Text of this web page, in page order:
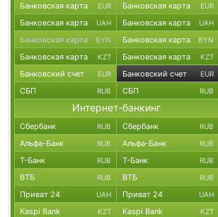
Банковская карта EUR Банковская карта EUR
Банковская карта UAH Банковская карта UAH
Банковская карта BYN Банковская карта BYN
Банковская карта KZT Банковская карта KZT
Банковский счет EUR Банковский счет EUR
СБП RUB СБП RUB
Интернет-банкинг
Сбербанк RUB Сбербанк RUB
Альфа-Банк RUB Альфа-Банк RUB
Т-Банк RUB Т-Банк RUB
ВТБ RUB ВТБ RUB
Приват 24 UAH Приват 24 UAH
Kaspi Bank KZT Kaspi Bank KZT